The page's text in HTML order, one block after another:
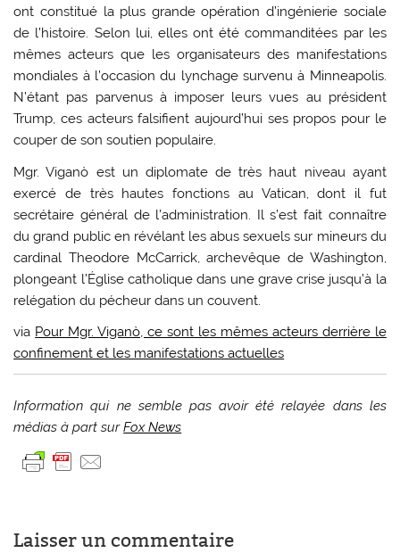
ont constitué la plus grande opération d’ingénierie sociale
de l’histoire. Selon lui, elles ont été commanditées par les
mêmes acteurs que les organisateurs des manifestations
mondiales à l’occasion du lynchage survenu à Minneapolis.
N’étant pas parvenus à imposer leurs vues au président
Trump, ces acteurs falsifient aujourd’hui ses propos pour le
couper de son soutien populaire.
Mgr. Viganò est un diplomate de très haut niveau ayant
exercé de très hautes fonctions au Vatican, dont il fut
secrétaire général de l’administration. Il s’est fait connaître
du grand public en révélant les abus sexuels sur mineurs du
cardinal Theodore McCarrick, archevêque de Washington,
plongeant l’Église catholique dans une grave crise jusqu’à la
relégation du pécheur dans un couvent.
via Pour Mgr. Viganò, ce sont les mêmes acteurs derrière le
confinement et les manifestations actuelles
Information qui ne semble pas avoir été relayée dans les
médias à part surFox News
Laisser un commentaire